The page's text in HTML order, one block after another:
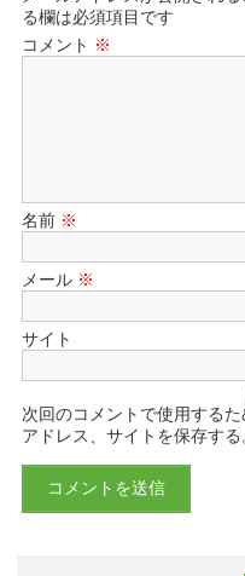
る欄は必須項目です
コメント ※
名前 ※
メール ※
サイト
次回のコメントで使用する
アドレス、サイトを保存する